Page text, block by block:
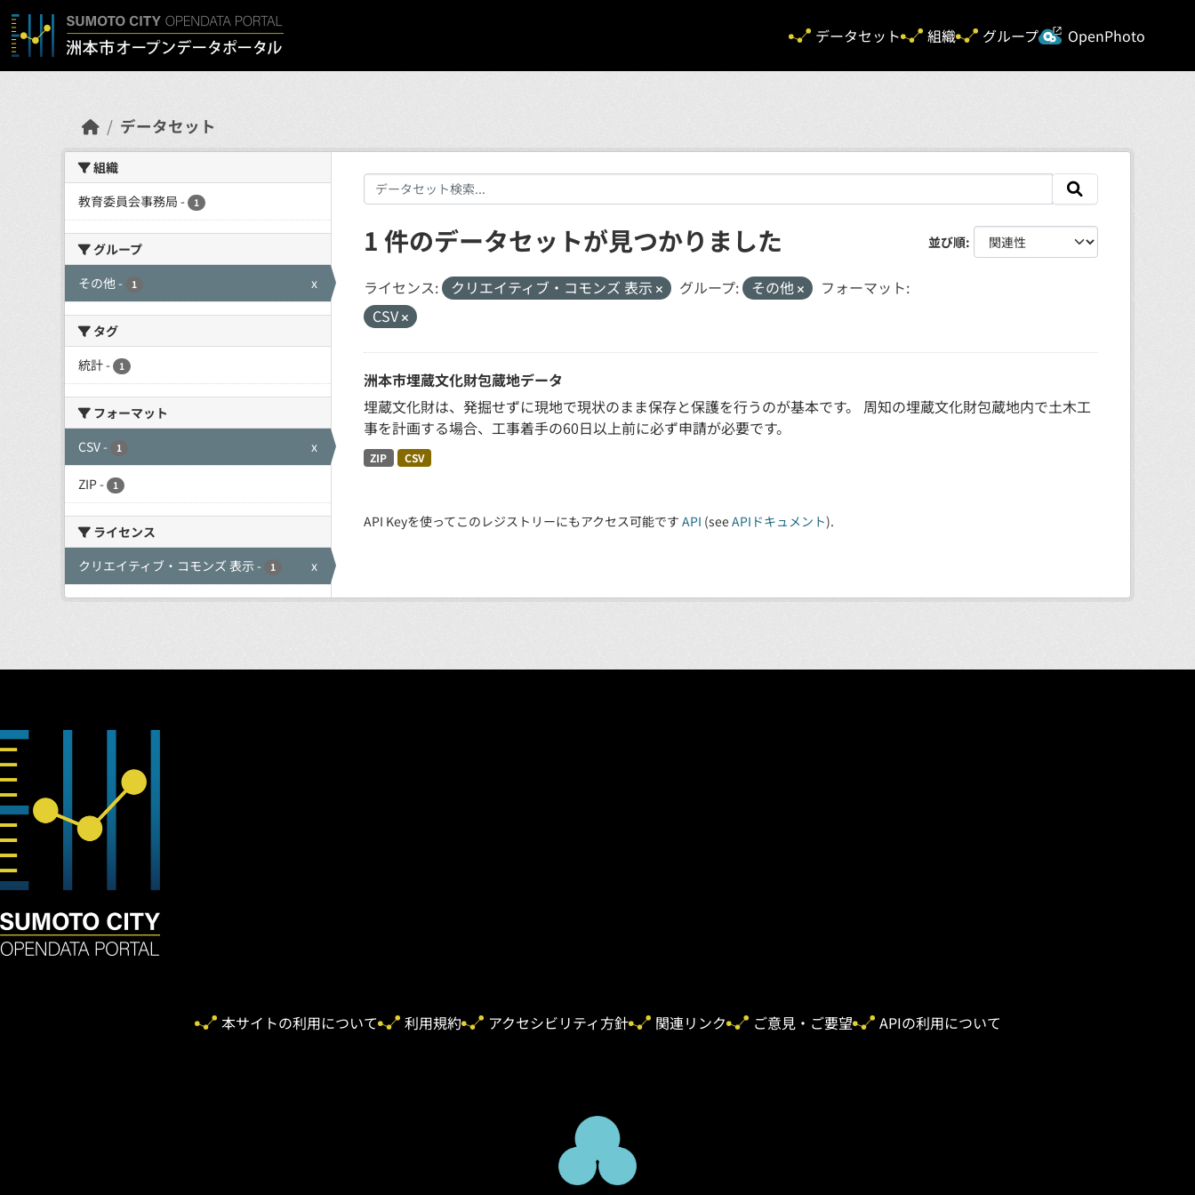
Skip to main content
データセット
組織 グループ OpenPhoto
データセット
組織
教育委員会事務局 - 1
グループ
その他- 1 x
タグ
統計- 1
フォーマット
CSV- 1 x
ZIP- 1
ライセンス
クリエイティブ・コモンズ 表示 - 1 x
並び順
1 件のデータセットが見つかりました
ライセンス: クリエイティブ・コモンズ 表示 グループ: その他
フォーマット:
CSV
洲本市埋蔵文化財包蔵地データ
埋蔵文化財は、発掘せずに現地で現状のまま保存と保護を行うのが基本です。 周知の埋蔵文化財包蔵地内で土木工
事を計画する場合、工事着手の60日以上前に必ず申請が必要です。
ZIP CSV
API Keyを使ってこのレジストリーにもアクセス可能です API (seeAPIドキュメント).
本サイトの利用について 利用規約 アクセシビリティ方針 関連リンク ご意見・ご要望 APIの利用について